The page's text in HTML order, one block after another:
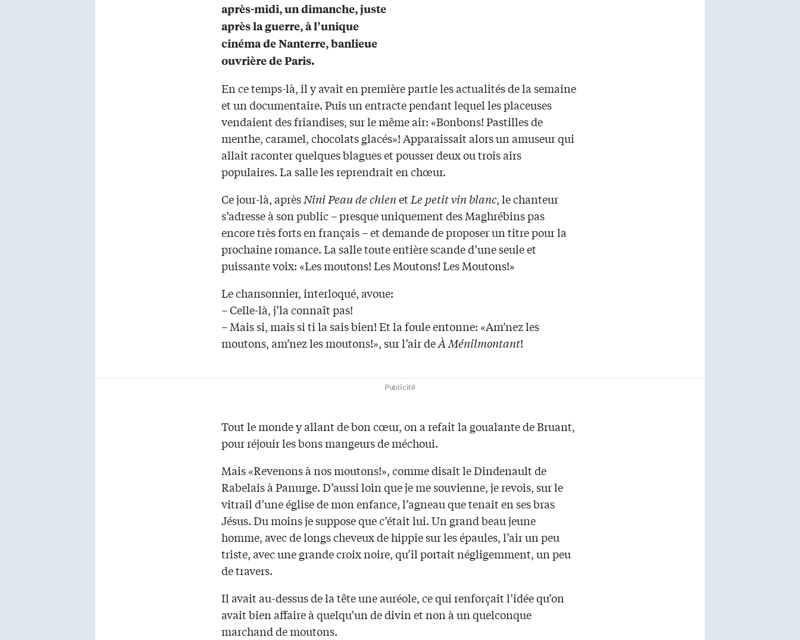
après-midi, un dimanche, juste
après la guerre, à l’unique
cinéma de Nanterre, banlieue
ouvrière de Paris.
En ce temps-là, il y avait en première partie les actualités de la semaine
et un documentaire. Puis un entracte pendant lequel les placeuses
vendaient des friandises, sur le même air: «Bonbons! Pastilles de
menthe, caramel, chocolats glacés»! Apparaissait alors un amuseur qui
allait raconter quelques blagues et pousser deux ou trois airs
populaires. La salle les reprendrait en chœur.
Ce jour-là, aprèsNini Peau de chienetLe petit vin blanc, le chanteur
s’adresse à son public – presque uniquement des Maghrébins pas
encore très forts en français – et demande de proposer un titre pour la
prochaine romance. La salle toute entière scande d’une seule et
puissante voix: «Les moutons! Les Moutons! Les Moutons!»
Le chansonnier, interloqué, avoue:
– Celle-là, j’la connaît pas!
– Mais si, mais si ti la sais bien! Et la foule entonne: «Am’nez les
moutons, am’nez les moutons!», sur l’air deÀ Ménilmontant!
Publicité
Tout le monde y allant de bon cœur, on a refait la goualante de Bruant,
pour réjouir les bons mangeurs de méchoui.
Mais «Revenons à nos moutons!», comme disait le Dindenault de
Rabelais à Panurge. D’aussi loin que je me souvienne, je revois, sur le
vitrail d’une église de mon enfance, l’agneau que tenait en ses bras
Jésus. Du moins je suppose que c’était lui. Un grand beau jeune
homme, avec de longs cheveux de hippie sur les épaules, l’air un peu
triste, avec une grande croix noire, qu’il portait négligemment, un peu
de travers.
Il avait au-dessus de la tête une auréole, ce qui renforçait l’idée qu’on
avait bien affaire à quelqu’un de divin et non à un quelconque
marchand de moutons.